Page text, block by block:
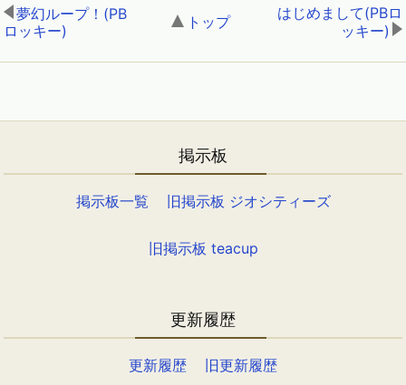
夢幻ループ！(PB
ロッキー)
トップ,
はじめまして(PBロ
ッキー)
掲示板
掲示板一覧 旧掲示板 ジオシティーズ
旧掲示板 teacup
更新履歴
更新履歴 旧更新履歴